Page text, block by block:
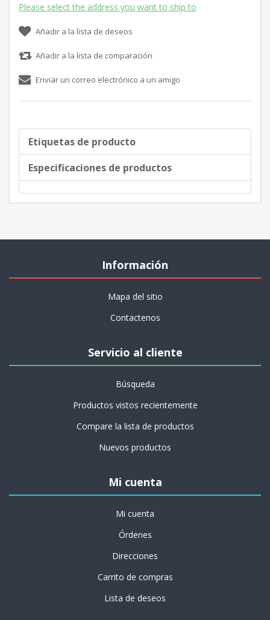
Please select the address you want to ship to
Añadir a la lista de deseos
Añadir a la lista de comparación
Enviar un correo electrónico a un amigo
Etiquetas de producto
Especificaciones de productos
Información
Mapa del sitio
Contactenos
Servicio al cliente
Búsqueda
Productos vistos recientemente
Compare la lista de productos
Nuevos productos
Mi cuenta
Mi cuenta
Órdenes
Direcciones
Carrito de compras
Lista de deseos